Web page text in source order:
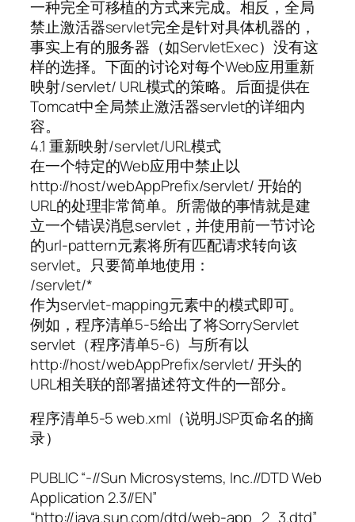
一种完全可移植的方式来完成。相反，全局
禁止激活器servlet完全是针对具体机器的，
事实上有的服务器（如ServletExec）没有这
样的选择。下面的讨论对每个Web应用重新
映射/servlet/ URL模式的策略。后面提供在
Tomcat中全局禁止激活器servlet的详细内
容。
4.1 重新映射/servlet/URL模式
在一个特定的Web应用中禁止以
http://host/webAppPrefix/servlet/ 开始的
URL的处理非常简单。所需做的事情就是建
立一个错误消息servlet，并使用前一节讨论
的url-pattern元素将所有匹配请求转向该
servlet。只要简单地使用：
/servlet/*
作为servlet-mapping元素中的模式即可。
例如，程序清单5-5给出了将SorryServlet
servlet（程序清单5-6）与所有以
http://host/webAppPrefix/servlet/ 开头的
URL相关联的部署描述符文件的一部分。
程序清单5-5 web.xml（说明JSP页命名的摘
录）
PUBLIC “-//Sun Microsystems, Inc.//DTD Web
Application 2.3//EN”
“http://java.sun.com/dtd/web-app_2_3.dtd”